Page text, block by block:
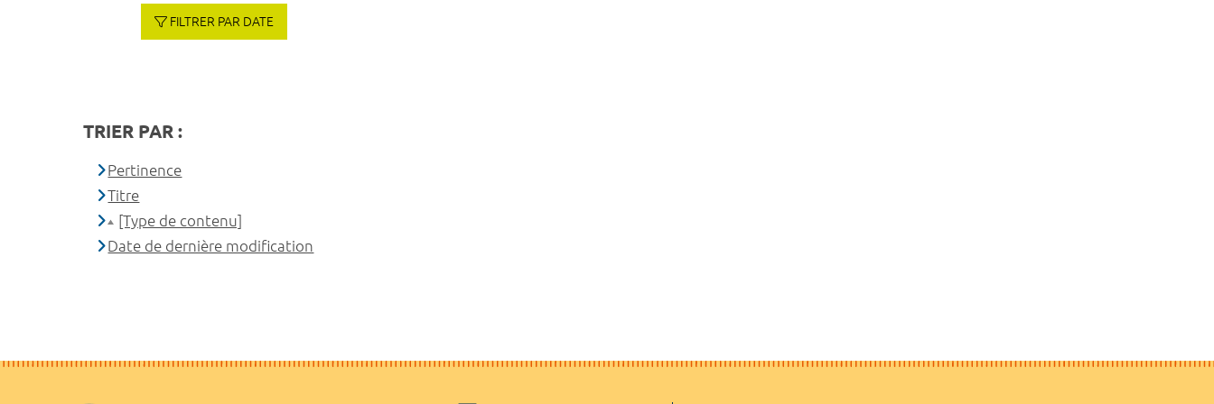
FILTRER PAR DATE
TRIER PAR :
Pertinence
Titre
[Type de contenu]
Date de dernière modification